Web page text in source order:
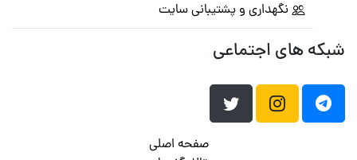
نگهداری و پشتیبانی سایت
شبکه های اجتماعی
صفحه اصلی